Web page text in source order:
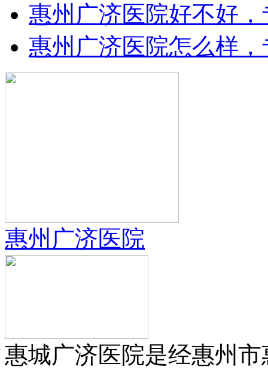
惠州广济医院好不好，
惠州广济医院怎么样，
惠州广济医院
惠城广济医院是经惠州